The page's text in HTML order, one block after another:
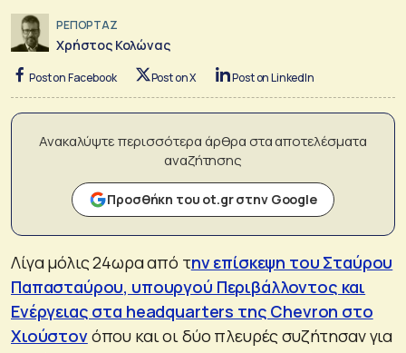
ΡΕΠΟΡΤΑΖ
Χρήστος Κολώνας
Post on Facebook Post on X Post on LinkedIn
Ανακαλύψτε περισσότερα άρθρα στα αποτελέσματα
αναζήτησης
Προσθήκη του ot.gr στην Google
Λίγα μόλις 24ωρα από την επίσκεψη του Σταύρου
Παπασταύρου, υπουργού Περιβάλλοντος και
Ενέργειας στα headquarters της Chevron στο
Χιούστονόπου και οι δύο πλευρές συζήτησαν για